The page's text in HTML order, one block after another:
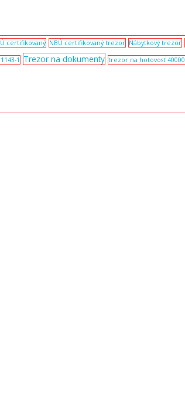
certifikovaný NBÚ certifikovaný trezor Nábytkový trezor
1 Trezor na dokumenty trezor na hotovosť 40000